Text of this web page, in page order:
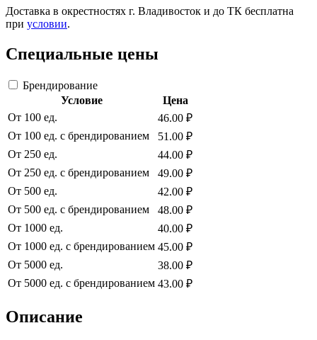
Доставка в окрестностях г. Владивосток и до ТК бесплатна
при условии.
Специальные цены
Брендирование
Условие
Цена
От 100 ед.
46.00 ₽
От 100 ед. с брендированием
51.00 ₽
От 250 ед.
44.00 ₽
От 250 ед. с брендированием
49.00 ₽
От 500 ед.
42.00 ₽
От 500 ед. с брендированием
48.00 ₽
От 1000 ед.
40.00 ₽
От 1000 ед. с брендированием 45.00 ₽
От 5000 ед.
38.00 ₽
От 5000 ед. с брендированием 43.00 ₽
Описание